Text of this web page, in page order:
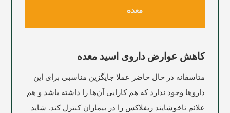
معده
کاهش عوارض داروی اسید معده
متاسفانه در حال حاضر عملا جایگزین مناسبی برای این
داروها وجود ندارد که هم کارایی آن‌ها را داشته باشد و هم
علائم ناخوشایند ریفلاکس را در بیماران کنترل کند. شاید